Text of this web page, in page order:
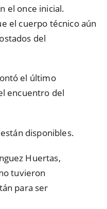
el once inicial.
el cuerpo técnico aún
del
el último
encuentro del
disponibles.
Huertas,
tuvieron
para ser